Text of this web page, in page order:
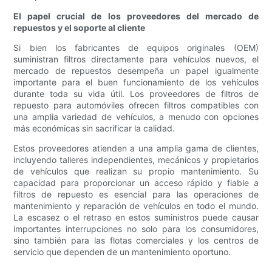
El papel crucial de los proveedores del mercado de
repuestos y el soporte al cliente
Si bien los fabricantes de equipos originales (OEM)
suministran filtros directamente para vehículos nuevos, el
mercado de repuestos desempeña un papel igualmente
importante para el buen funcionamiento de los vehículos
durante toda su vida útil. Los proveedores de filtros de
repuesto para automóviles ofrecen filtros compatibles con
una amplia variedad de vehículos, a menudo con opciones
más económicas sin sacrificar la calidad.
Estos proveedores atienden a una amplia gama de clientes,
incluyendo talleres independientes, mecánicos y propietarios
de vehículos que realizan su propio mantenimiento. Su
capacidad para proporcionar un acceso rápido y fiable a
filtros de repuesto es esencial para las operaciones de
mantenimiento y reparación de vehículos en todo el mundo.
La escasez o el retraso en estos suministros puede causar
importantes interrupciones no solo para los consumidores,
sino también para las flotas comerciales y los centros de
servicio que dependen de un mantenimiento oportuno.